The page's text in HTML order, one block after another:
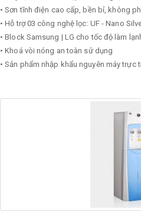
• Sơn tĩnh điện cao cấp, bền bỉ, không
• Hỗ trợ 03 công nghệ lọc: UF - Nano
• Block Samsung | LG cho tốc độ làm
• Khoá vòi nóng an toàn sử dụng
​• Sản phẩm nhập khẩu nguyên máy trực